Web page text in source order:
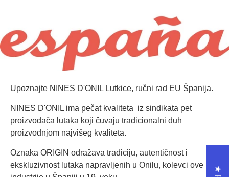
Upoznajte NINES D'ONIL Lutkice, ručni rad EU Španija.
NINES D'ONIL ima pečat kvaliteta iz sindikata pet
proizvođača lutaka koji čuvaju tradicionalni duh
proizvodnjom najvišeg kvaliteta.
Oznaka ORIGIN odražava tradiciju, autentičnost i
ekskluzivnost lutaka napravljenih u Onilu, kolevci ove